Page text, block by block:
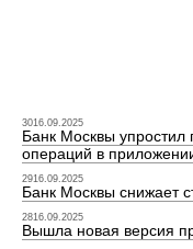
3016.09.2025
Банк Москвы
операций в
2916.09.2025
Банк Москвы снижает
2816.09.2025
Вышла новая версия